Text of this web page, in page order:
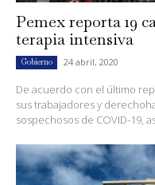
Pemex reporta 19
terapia intensiva
Gobierno 24 abril, 2020
De acuerdo con el último
sus trabajadores y
sospechosos de COVID-19,